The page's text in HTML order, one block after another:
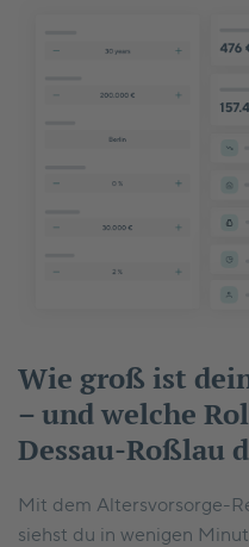
Wie groß ist
– und welche
Dessau-Roßlau
Mit dem Altersvorsorge-
siehst du in wenigen